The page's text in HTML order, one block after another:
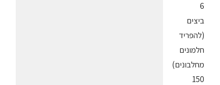
6
ביצים
(להפריד
חלמונים
מחלבונים)
150